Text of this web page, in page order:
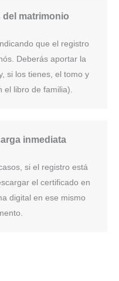
del matrimonio
que el registro
Deberás aportar la
si los tienes, el tomo y
el libro de familia).
inmediata
si el registro está
el certificado en
digital en ese mismo